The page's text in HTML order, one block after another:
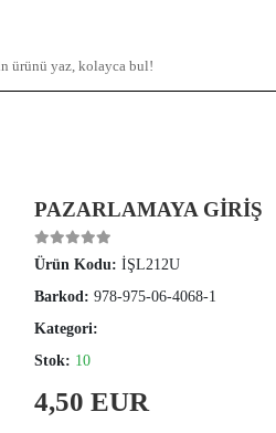
PAZARLAMAYA GİRİŞ
Ürün Kodu:İŞL212U
Barkod:978-975-06-4068-1
Kategori:
Stok: 10
4,50 EUR